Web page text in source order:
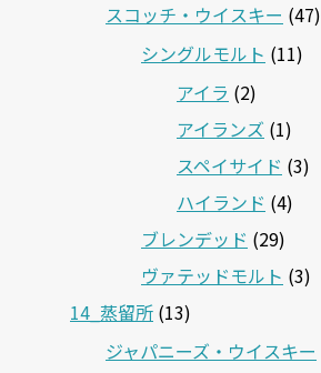
スコッチ・ウイスキー (47)
シングルモルト (11)
アイラ (2)
アイランズ (1)
スペイサイド (3)
ハイランド (4)
ブレンデッド (29)
ヴァテッドモルト (3)
14_蒸留所 (13)
ジャパニーズ・ウイスキー